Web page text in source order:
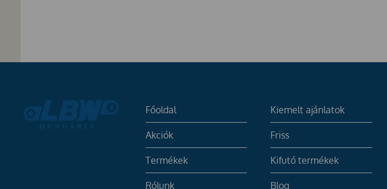
Főoldal
Akciók
Termékek
Rólunk
Kiemelt ajánlatok
Friss
Kifutó termékek
Blog